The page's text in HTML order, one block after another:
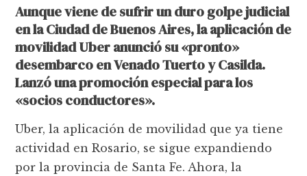
Aunque viene de sufrir un duro golpe judicial
en la Ciudad de Buenos Aires, la aplicación de
movilidad Uber anunció su «pronto»
desembarco en Venado Tuerto y Casilda.
Lanzó una promoción especial para los
«socios conductores».
Uber, la aplicación de movilidad que ya tiene
actividad en Rosario, se sigue expandiendo
por la provincia de Santa Fe. Ahora, la